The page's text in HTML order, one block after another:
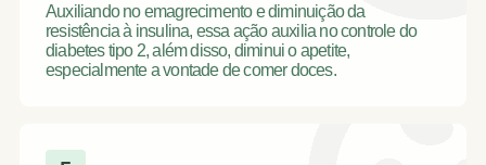
Auxiliando no emagrecimento e diminuição da
resistência à insulina, essa ação auxilia no controle do
diabetes tipo 2, além disso, diminui o apetite,
especialmente a vontade de comer doces.